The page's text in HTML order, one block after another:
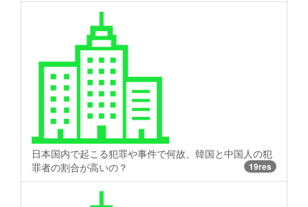
日本国内で起こる犯罪や事件で何故、韓国と中国人の犯
罪者の割合が高いの？
19res